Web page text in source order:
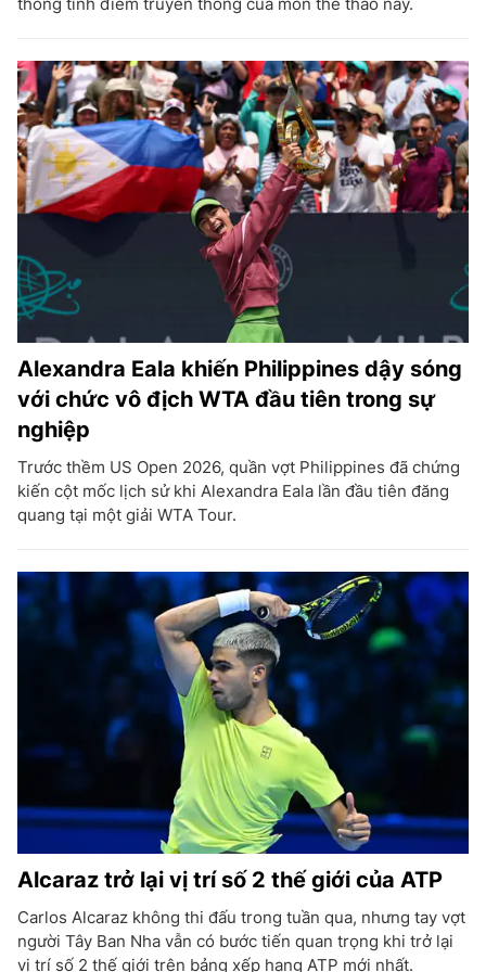
Alexandra Eala khiến Philippines dậy sóng
với chức vô địch WTA đầu tiên trong sự
nghiệp
Trước thềm US Open 2026, quần vợt Philippines đã chứng
kiến cột mốc lịch sử khi Alexandra Eala lần đầu tiên đăng
quang tại một giải WTA Tour.
Alcaraz trở lại vị trí số 2 thế giới của ATP
Carlos Alcaraz không thi đấu trong tuần qua, nhưng tay vợt
người Tây Ban Nha vẫn có bước tiến quan trọng khi trở lại
vị trí số 2 thế giới trên bảng xếp hạng ATP mới nhất.